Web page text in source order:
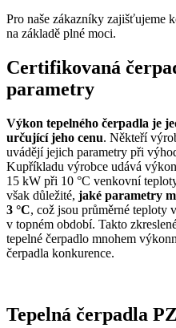
Pro naše zákazníky zajišťujeme
na základě plné moci.
Certifikovaná
parametry
Výkon tepelného čerpadla je
určující jeho cenu. Někteří
uvádějí jejich parametry při
Kupříkladu výrobce udává
15 kW při 10 °C venkovní
však důležité, jaké parametry
3 °C, což jsou průměrné teploty
v topném období. Takto
tepelné čerpadlo mnohem
čerpadla konkurence.
Tepelná čerpadla